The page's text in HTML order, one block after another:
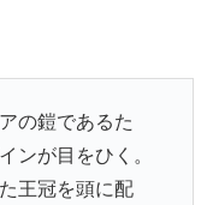
の鎧であるた
ンが目をひく。
王冠を頭に配